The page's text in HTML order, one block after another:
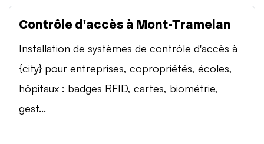
Contrôle d'accès à Mont-Tramelan
Installation de systèmes de contrôle d'accès à
{city} pour entreprises, copropriétés, écoles,
hôpitaux : badges RFID, cartes, biométrie,
gest...